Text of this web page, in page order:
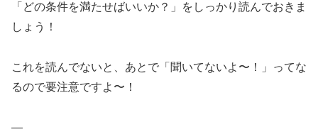
「どの条件を満たせばいいか？」をしっかり読んでおきま
しょう！
これを読んでないと、あとで「聞いてないよ〜！」ってな
るので要注意ですよ〜！
—